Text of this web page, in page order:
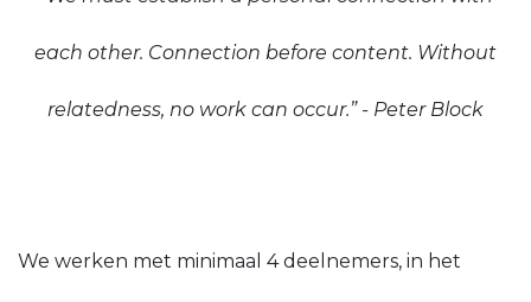
each other. Connection before content. Without
relatedness, no work can occur.” - Peter Block
We werken met minimaal 4 deelnemers, in het